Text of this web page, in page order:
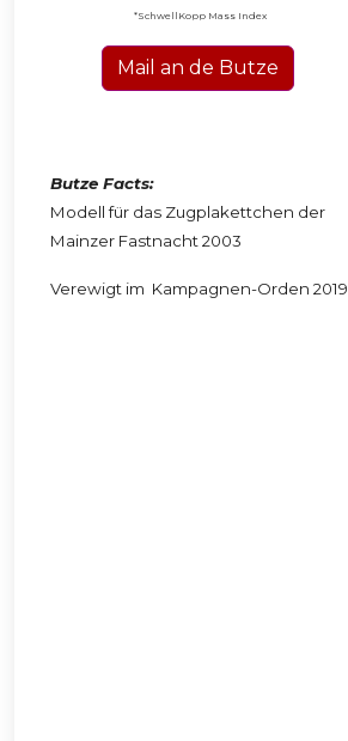
*SchwellKopp Mass Index
Mail an de Butze
Butze Facts:
Modell für das Zugplakettchen der
Mainzer Fastnacht 2003
Verewigt im Kampagnen-Orden 2019